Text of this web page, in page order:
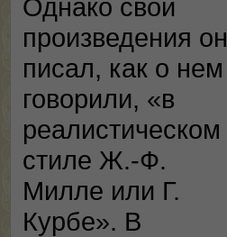
Однако свои
произведения он
писал, как о нем
говорили, «в
реалистическом
стиле Ж.-Ф.
Милле или Г.
Курбе». В